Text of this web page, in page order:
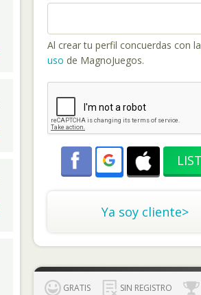
Al crear tu perfil concuerdas con la
uso de MagnoJuegos.
Ya soy cliente>
GRATIS SIN REGISTRO